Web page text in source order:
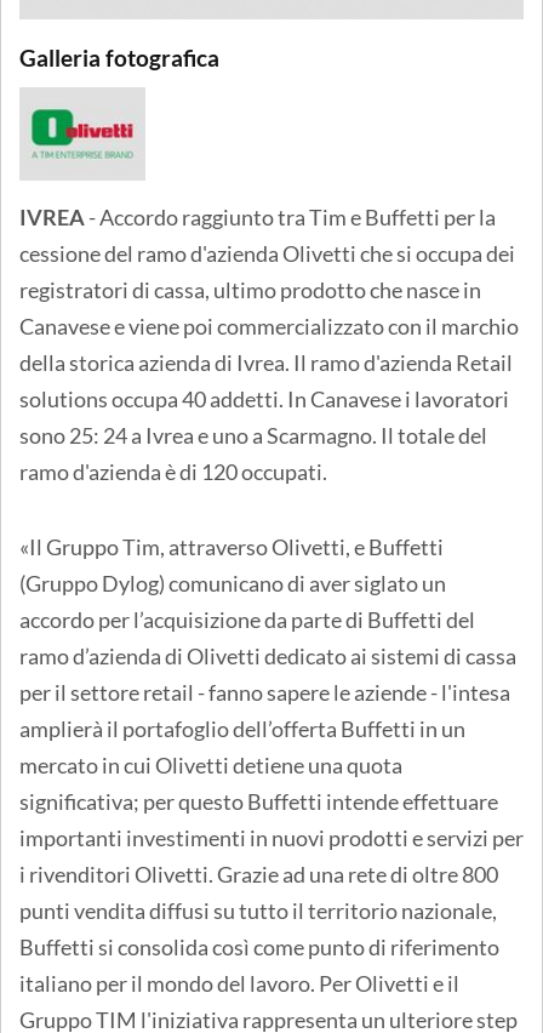
Galleria fotografica
IVREA- Accordo raggiunto tra Tim e Buffetti per la
cessione del ramo d'azienda Olivetti che si occupa dei
registratori di cassa, ultimo prodotto che nasce in
Canavese e viene poi commercializzato con il marchio
della storica azienda di Ivrea. Il ramo d'azienda Retail
solutions occupa 40 addetti. In Canavese i lavoratori
sono 25: 24 a Ivrea e uno a Scarmagno. Il totale del
ramo d'azienda è di 120 occupati.
«Il Gruppo Tim, attraverso Olivetti, e Buffetti
(Gruppo Dylog) comunicano di aver siglato un
accordo per l’acquisizione da parte di Buffetti del
ramo d’azienda di Olivetti dedicato ai sistemi di cassa
per il settore retail - fanno sapere le aziende - l'intesa
amplierà il portafoglio dell’offerta Buffetti in un
mercato in cui Olivetti detiene una quota
significativa; per questo Buffetti intende effettuare
importanti investimenti in nuovi prodotti e servizi per
i rivenditori Olivetti. Grazie ad una rete di oltre 800
punti vendita diffusi su tutto il territorio nazionale,
Buffetti si consolida così come punto di riferimento
italiano per il mondo del lavoro. Per Olivetti e il
Gruppo TIM l'iniziativa rappresenta un ulteriore step